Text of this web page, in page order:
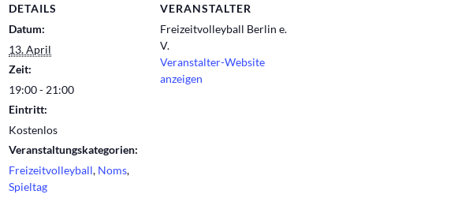
DETAILS
Datum:
13. April
Zeit:
19:00 - 21:00
Eintritt:
Kostenlos
Veranstaltungskategorien:
Freizeitvolleyball, Noms,
Spieltag
VERANSTALTER
Freizeitvolleyball Berlin e.
V.
Veranstalter-Website
anzeigen